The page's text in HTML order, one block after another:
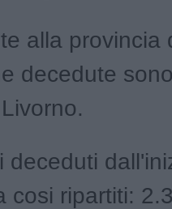
alla provincia
decedute
deceduti
cosi ripartiti: